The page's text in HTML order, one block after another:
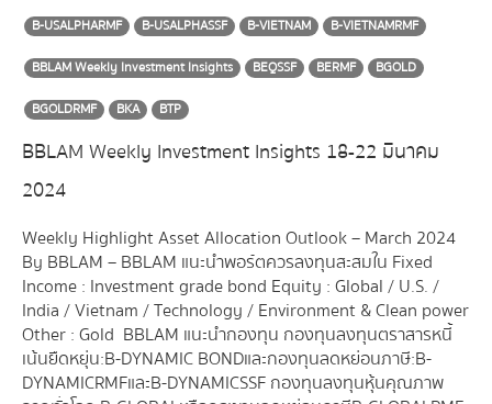
B-USALPHARMF
B-USALPHASSF B-VIETNAM
B-VIETNAMRMF
BBLAM Weekly Investment Insights
BEQSSF BERMF
BGOLD
BGOLDRMF
BKA BTP
BBLAM Weekly Investment Insights 18-22 มีนาคม
2024
Weekly Highlight Asset Allocation Outlook – March 2024
By BBLAM – BBLAM แนะนำพอร์ตควรลงทุนสะสมใน Fixed
Income : Investment grade bond Equity : Global / U.S. /
India / Vietnam / Technology / Environment & Clean power
Other : Gold BBLAM แนะนำกองทุน กองทุนลงทุนตราสารหนี้
เน้นยืดหยุ่น : B-DYNAMIC BOND และ กองทุนลดหย่อนภาษี : B-
DYNAMICRMF และ B-DYNAMICSSF กองทุนลงทุนหุ้นคุณภาพ